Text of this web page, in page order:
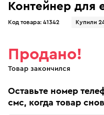
Контейнер для
Код товара: 41342 Купили
Продано!
Товар закончился
Оставьте номер
смс, когда товар